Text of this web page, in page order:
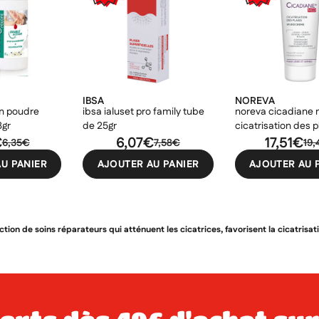
poudre
6,35€
PANIER
IBSA
ibsa ialuset pro family tube
de 25gr
7,58€
6,07€
AJOUTER AU PANIER
NOREVA
noreva cicadiane
cicatrisation des
17,51€
AJOUTER AU
de soins réparateurs qui atténuent les cicatrices, favorisent la
une liste d'envies
Créer une liste d'envies